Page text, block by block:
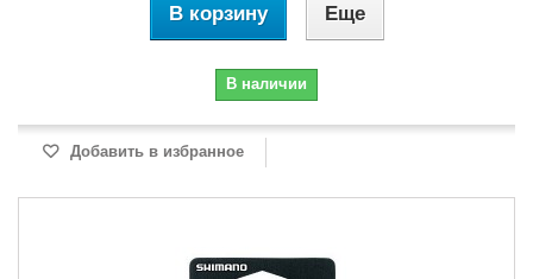
В корзину Еще
В наличии
Добавить в избранное